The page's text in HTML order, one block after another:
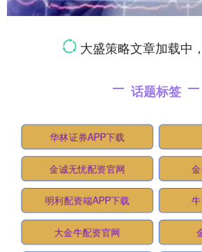
大盛策略文章加载中
话题标签
华林证券APP下载
金诚无忧配资官网
明利配资端APP下载
大金牛配资官网